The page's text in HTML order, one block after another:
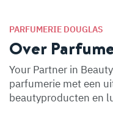
PARFUMERIE DOUGLAS
Over
Your Partner in
parfumerie met een
beautyproducten en